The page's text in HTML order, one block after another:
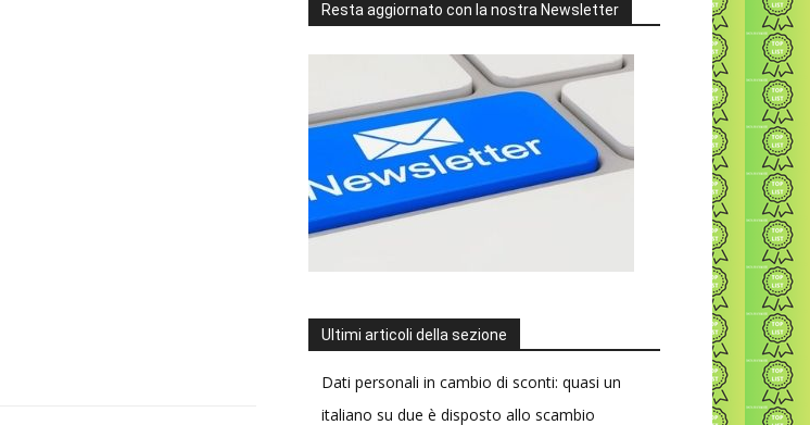
Resta aggiornato con la nostra Newsletter
Ultimi articoli della sezione
Dati personali in cambio di sconti: quasi un
italiano su due è disposto allo scambio